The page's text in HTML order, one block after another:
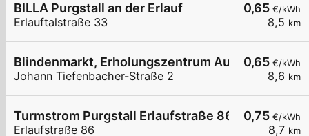
0,65 €/kWh
8,5 km
BILLA Purgstall an der Erlauf
Erlauftalstraße 33
0,65 €/kWh
8,6 km
Blindenmarkt, Erholungszentrum Auseen
Johann Tiefenbacher-Straße 2
0,75 €/kWh
8,7 km
Turmstrom Purgstall Erlaufstraße 86
Erlaufstraße 86